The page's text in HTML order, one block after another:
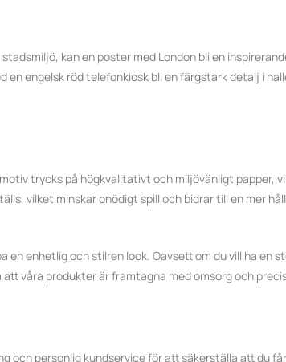
kan en poster med London bli en
engelsk röd telefonkiosk bli en färgstark detalj i
trycks på högkvalitativt och miljövänligt papper,
vilket minskar onödigt spill och bidrar till en mer
enhetlig och stilren look. Oavsett om du vill ha en
våra produkter är framtagna med omsorg och
och personlig kundservice för att säkerställa att du